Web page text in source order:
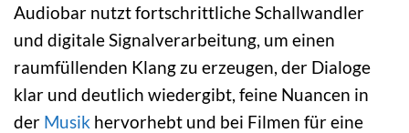
Audiobar nutzt fortschrittliche Schallwandler
und digitale Signalverarbeitung, um einen
raumfüllenden Klang zu erzeugen, der Dialoge
klar und deutlich wiedergibt, feine Nuancen in
der Musik hervorhebt und bei Filmen für eine